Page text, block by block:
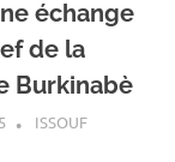
échange
de la
Burkinabè
ISSOUF